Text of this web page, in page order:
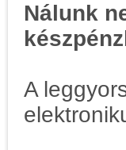
Nálunk
A